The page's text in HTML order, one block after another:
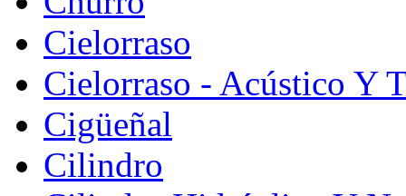
Cielorraso
Cielorraso - Acústico Y
Cigüeñal
Cilindro